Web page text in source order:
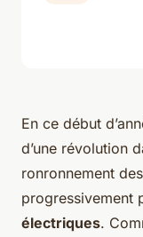
En ce début
d’une révolution
ronronnement
progressivement
électriques.